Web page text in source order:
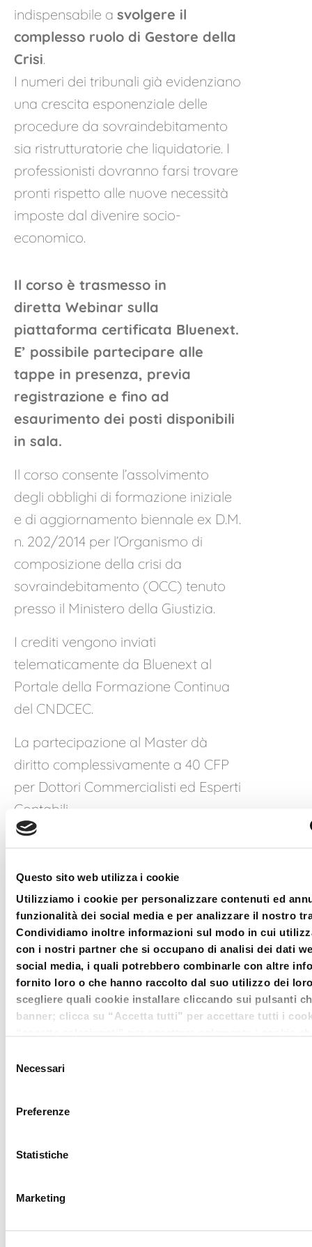
Questo sito web utilizza i cookie
Utilizziamo i cookie per personalizzare contenuti ed
funzionalità dei social media e per analizzare il nostro
Condividiamo inoltre informazioni sul modo in cui
con i nostri partner che si occupano di analisi dei dati
social media, i quali potrebbero combinarle con altre
fornito loro o che hanno raccolto dal suo utilizzo dei
scegliere quali cookie installare cliccando sui pulsanti
banner; clicca su “Accetta tutti” per accettare tutti i
alto a destra per rifiutare tutti i cookie. Clicca su
delNecessari
Preferenze
Statistiche
Marketing
indispensabile a svolgere il
complesso ruolo di Gestore della
Crisi.
I numeri dei tribunali già evidenziano
una crescita esponenziale delle
procedure da sovraindebitamento
sia ristrutturatorie che liquidatorie. I
professionisti dovranno farsi trovare
pronti rispetto alle nuove necessità
imposte dal divenire socio-
economico.
Il corso è trasmesso in
diretta Webinar sulla
piattaforma certificata Bluenext.
E’ possibile partecipare alle
tappe in presenza, previa
registrazione e fino ad
esaurimento dei posti disponibili
in sala.
Il corso consente l’assolvimento
degli obblighi di formazione iniziale
e di aggiornamento biennale ex D.M.
n. 202/2014 per l’Organismo di
composizione della crisi da
sovraindebitamento (OCC) tenuto
presso il Ministero della Giustizia.
I crediti vengono inviati
telematicamente da Bluenext al
Portale della Formazione Continua
del CNDCEC.
La partecipazione al Master dà
diritto complessivamente a 40 CFP
per Dottori Commercialisti ed Esperti
Contabili.
Per consentire la registrazione dei
crediti formativi maturati, la
piattaforma certificata verificherà
per ciascun partecipante l’effettivo
collegamento per almeno 60 minuti.
(I crediti formativi saranno attribuiti
sulla base del principio 1 ora di
partecipazione = 1 credito).
Per la partecipazione in sala, la
segreteria in loco.